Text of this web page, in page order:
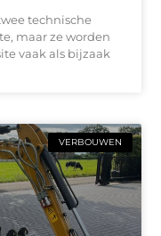
technische
maar ze worden
vaak als bijzaak
VERBOUWEN